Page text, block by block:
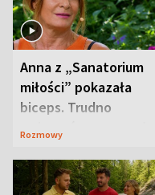
Anna z „Sanatorium
miłości” pokazała
biceps. Trudno
uwierzyć, co przeszła
Rozmowy